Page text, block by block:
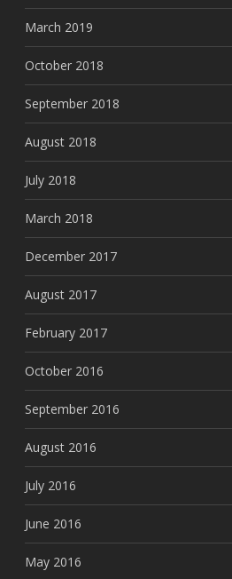
March 2019
October 2018
September 2018
August 2018
July 2018
March 2018
December 2017
August 2017
February 2017
October 2016
September 2016
August 2016
July 2016
June 2016
May 2016